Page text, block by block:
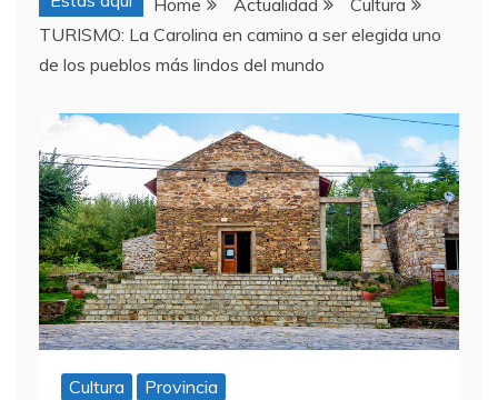
Home Actualidad
Cultura
TURISMO: La Carolina en camino a ser elegida uno
de los pueblos más lindos del mundo
Cultura Provincia